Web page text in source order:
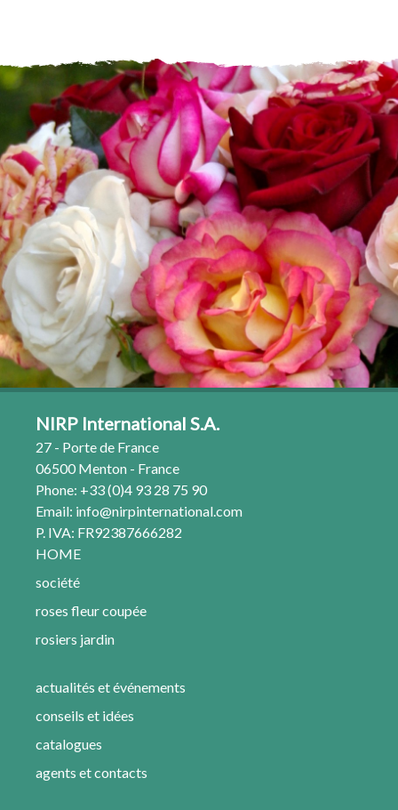
NIRP International S.A.
27 - Porte de France
06500 Menton - France
Phone: +33 (0)4 93 28 75 90
Email: info@nirpinternational.com
P. IVA: FR92387666282
HOME
société
roses fleur coupée
rosiers jardin
actualités et événements
conseils et idées
catalogues
agents et contacts